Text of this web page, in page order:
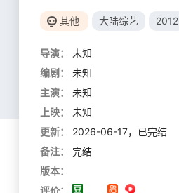
其他 大陆综艺 2012
导演：
未知
编剧：
未知
主演：
未知
上映：
未知
更新：
2026-06-17，已完结
备注：
完结
版本：
评价：